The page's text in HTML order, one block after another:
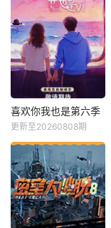
喜欢你我也是第六季
更新至20260808期